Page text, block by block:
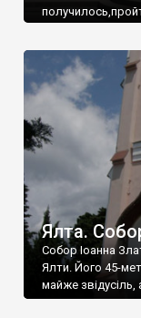
Ялта.
Собор Іоанна
Ялти. Його 45-
майже